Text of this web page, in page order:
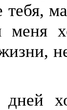
тебя,
дней